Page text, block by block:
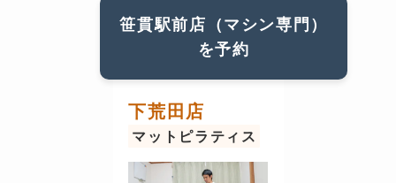
笹貫駅前店（マシン専門）
を予約
下荒田店
マットピラティス